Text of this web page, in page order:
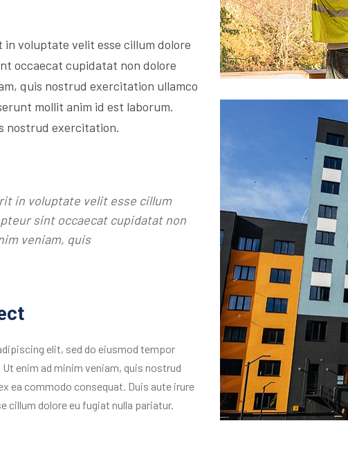
voluptate velit esse cillum dolore
occaecat cupidatat non dolore
quis nostrud exercitation ullamco
mollit anim id est laborum.
nostrud exercitation.
in voluptate velit esse cillum
sint occaecat cupidatat non
veniam, quis
elit, sed do eiusmod tempor
enim ad minim veniam, quis nostrud
ea commodo consequat. Duis aute irure
cillum dolore eu fugiat nulla pariatur.